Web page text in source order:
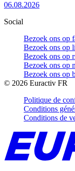
06.08.2026
Social
Bezoek ons op
Bezoek ons op
Bezoek ons op
Bezoek ons op
Bezoek ons op
© 2026 Euractiv FR
Politique de
Conditions
Conditions de